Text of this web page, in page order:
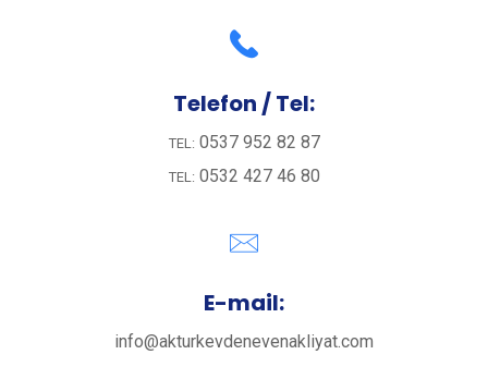
Telefon / Tel:
TEL: 0537 952 82 87
TEL: 0532 427 46 80
E-mail:
info@akturkevdenevenakliyat.com